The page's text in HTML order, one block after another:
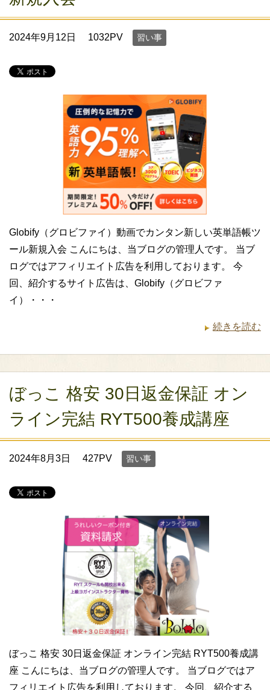
2024年9月12日 1032PV 習い事
Globify（グロビファイ）動画でカンタン新しい英単語帳ツ
ール新規入会 こんにちは、当ブログの管理人です。 当ブ
ログではアフィリエイト広告を利用しております。 今
回、紹介するサイト広告は、Globify（グロビファ
イ）・・・
続きを読む
ぼっこ 格安 30日返金保証 オン
ライン完結 RYT500養成講座
2024年8月3日 427PV 習い事
ぼっこ 格安 30日返金保証 オンライン完結 RYT500養成講
座 こんにちは、当ブログの管理人です。 当ブログではア
フィリエイト広告を利用しております。 今回、紹介する